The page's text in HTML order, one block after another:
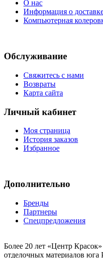
О нас
Информация о
Компьютерная
Обслуживание
Свяжитесь с нами
Возвраты
Карта сайта
Личный кабинет
Моя страница
История заказов
Избранное
Дополнительно
Бренды
Партнеры
Спецпредложения
Более 20 лет «Центр
отделочных материалов юга